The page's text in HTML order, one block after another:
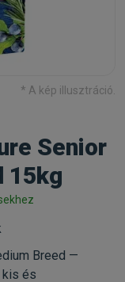
* A kép illusztráció.
Senior
15kg
Breed —
kis és